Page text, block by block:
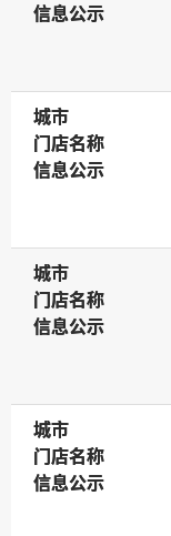
信息公示
信息公示
城市
城市
门店名称
门店名称
信息公示
信息公示
城市
城市
门店名称
门店名称
信息公示
信息公示
城市
城市
门店名称
门店名称
信息公示
信息公示